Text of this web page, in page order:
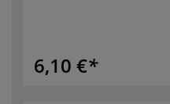
6,10 €